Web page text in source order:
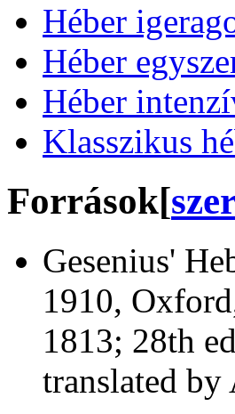
Héber
Héber
Héber
Klasszikus
Források[
Gesenius'
1910,
1813; 28th
translated